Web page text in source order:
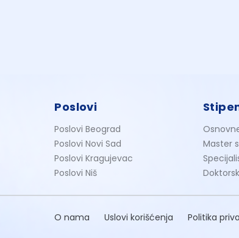
Poslovi
Poslovi Beograd
Poslovi Novi Sad
Poslovi Kragujevac
Poslovi Niš
Master
O nama Uslovi korišćenja Politika